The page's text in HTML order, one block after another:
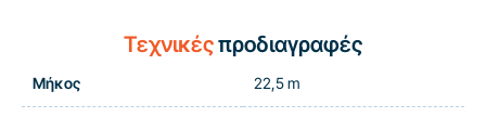
Τεχνικέςπροδιαγραφές
Μήκος 22,5 m